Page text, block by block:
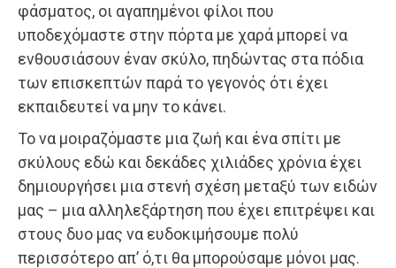
φάσματος, οι αγαπημένοι φίλοι που
υποδεχόμαστε στην πόρτα με χαρά μπορεί να
ενθουσιάσουν έναν σκύλο, πηδώντας στα πόδια
των επισκεπτών παρά το γεγονός ότι έχει
εκπαιδευτεί να μην το κάνει.
Το να μοιραζόμαστε μια ζωή και ένα σπίτι με
σκύλους εδώ και δεκάδες χιλιάδες χρόνια έχει
δημιουργήσει μια στενή σχέση μεταξύ των ειδών
μας – μια αλληλεξάρτηση που έχει επιτρέψει και
στους δυο μας να ευδοκιμήσουμε πολύ
περισσότερο απ’ ό,τι θα μπορούσαμε μόνοι μας.